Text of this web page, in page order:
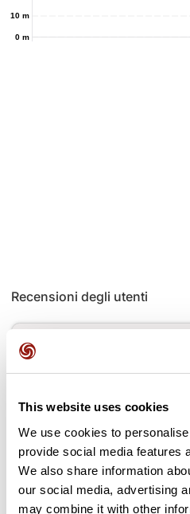
This website uses cookies
We use cookies to
provide social media features
We also share information
our social media, advertising
may combine it with other
0 m
10 m
Recensioni degli utenti
Questo percorso non contiene
L'hai già effettuato? Sii il
Aggiungi una